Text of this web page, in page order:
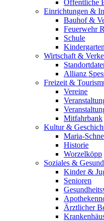
Öffentliche
Einrichtungen &
Bauhof &
Feuerwehr
Schule
Kindergarten
Wirtschaft &
Allianz
Freizeit &
Vereine
Mitfahrbank
Kultur &
Maria-
Historie
Worzelköpp
Soziales &
Kinder &
Senioren
Ärztlicher